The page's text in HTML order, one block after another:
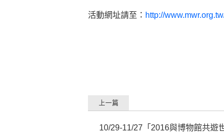
活動網址請至： http://
10/29-11/27「2016與博物館共遊
上一篇